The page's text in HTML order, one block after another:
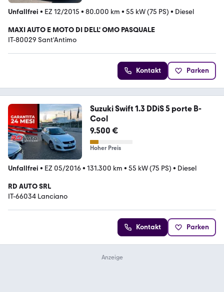
Unfallfrei • EZ 12/2015 • 80.000 km • 55 kW (75 PS) • Diesel
MAXI AUTO E MOTO DI DELL' OMO PASQUALE
IT-80029 Sant'Antimo
Kontakt Parken
Suzuki Swift 1.3 DDiS 5 porte B-
Cool
9.500 €
Hoher Preis
Unfallfrei • EZ 05/2016• 131.300 km • 55 kW (75 PS) • Diesel
RD AUTO SRL
IT-66034 Lanciano
Kontakt Parken